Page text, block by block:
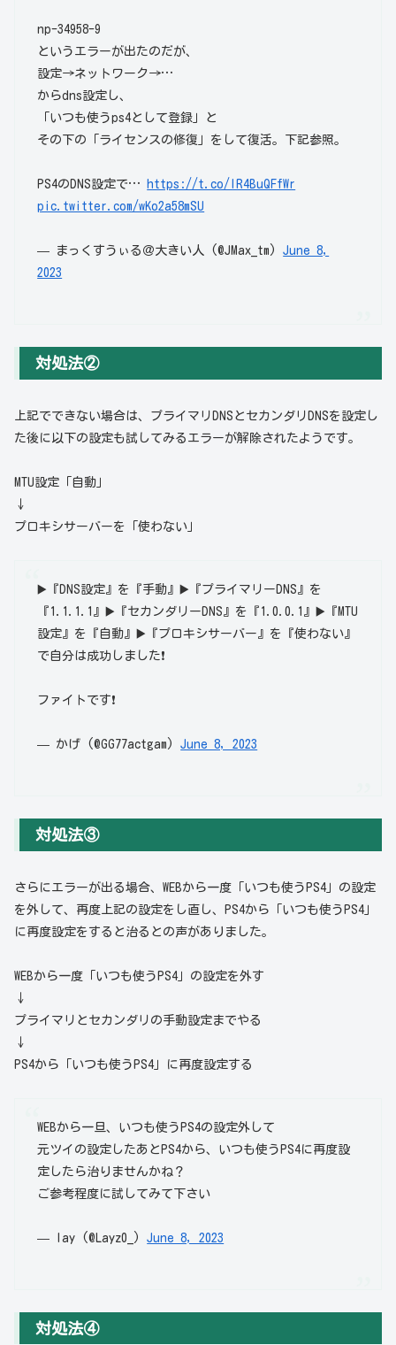
np-34958-9
というエラーが出たのだが、
設定→ネットワーク→…
からdns設定し、
「いつも使うps4として登録」と
その下の「ライセンスの修復」をして復活。下記参照。
PS4のDNS設定で…
https://t.co/lR4BuQFfWr
pic.twitter.com/wKo2a58mSU
— まっくすうぃる＠大きい人 (@JMax_tm)June 8,
2023
対処法②
上記でできない場合は、プライマリDNSとセカンダリDNSを設定し
た後に以下の設定も試してみるエラーが解除されたようです。
MTU設定「自動」
↓
プロキシサーバーを「使わない」
▶️『DNS設定』を『手動』▶️『プライマリーDNS』を
『1.1.1.1』▶️『セカンダリーDNS』を『1.0.0.1』▶️『MTU
設定』を『自動』▶️『プロキシサーバー』を『使わない』
で自分は成功しました❗
ファイトです❗
— かげ (@GG77actgam)June 8, 2023
対処法③
さらにエラーが出る場合、WEBから一度「いつも使うPS4」の設定
を外して、再度上記の設定をし直し、PS4から「いつも使うPS4」
に再度設定をすると治るとの声がありました。
WEBから一度「いつも使うPS4」の設定を外す
↓
プライマリとセカンダリの手動設定までやる
↓
PS4から「いつも使うPS4」に再度設定する
WEBから一旦、いつも使うPS4の設定外して
元ツイの設定したあとPS4から、いつも使うPS4に再度設
定したら治りませんかね？
ご参考程度に試してみて下さい
— lay (@Layz0_)June 8, 2023
対処法④